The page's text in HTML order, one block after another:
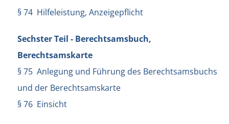
§ 74 Hilfeleistung, Anzeigepflicht
Sechster Teil - Berechtsamsbuch,
Berechtsamskarte
§ 75 Anlegung und Führung des Berechtsamsbuchs
und der Berechtsamskarte
§ 76 Einsicht